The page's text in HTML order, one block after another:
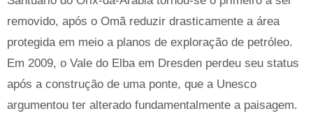
removido, após o Omã reduzir drasticamente a área
protegida em meio a planos de exploração de petróleo.
Em 2009, o Vale do Elba em Dresden perdeu seu status
após a construção de uma ponte, que a Unesco
argumentou ter alterado fundamentalmente a paisagem.